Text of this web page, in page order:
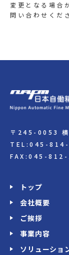
変更となる場合
問い合わせくだ
〒245-0053 横
TEL:045-
FAX:045-812-
トップ
会社概要
ご挨拶
事業内容
ソリューショ